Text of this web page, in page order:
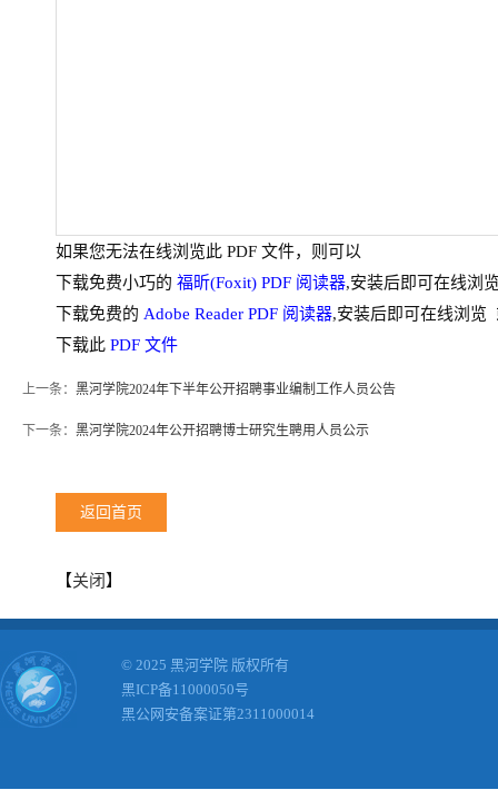
如果您无法在线浏览此 PDF 文件，则可以
下载免费小巧的福昕(Foxit) PDF 阅读器,安装后即可在线浏
下载免费的 Adobe Reader PDF 阅读器,安装后即可在线浏览
下载此PDF 文件
上一条： 黑河学院2024年下半年公开招聘事业编制工作人员公告
下一条： 黑河学院2024年公开招聘博士研究生聘用人员公示
返回首页
【关闭 】
© 2025 黑河学院 版权所有
黑ICP备11000050号
黑公网安备案证第2311000014